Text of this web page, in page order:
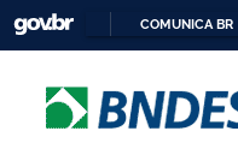
COMUNICA BR